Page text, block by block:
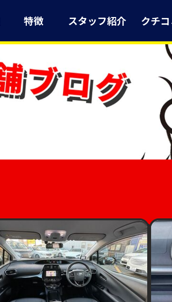
特徴 スタッフ紹介 クチ